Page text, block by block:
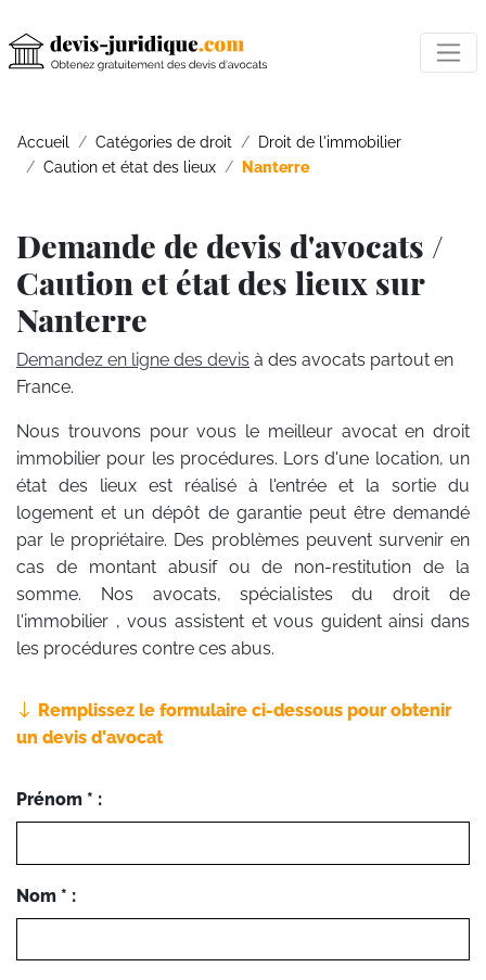
Accueil Catégories de droit
Droit de l'immobilier
Caution et état des lieux
Nanterre
Demande de devis d'avocats /
Caution et état des lieux sur
Nanterre
Demandez en ligne des devis à des avocats partout en
France.
Nous trouvons pour vous le meilleur avocat en droit
immobilier pour les procédures. Lors d'une location, un
état des lieux est réalisé à l'entrée et la sortie du
logement et un dépôt de garantie peut être demandé
par le propriétaire. Des problèmes peuvent survenir en
cas de montant abusif ou de non-restitution de la
somme. Nos avocats, spécialistes du droit de
l'immobilier , vous assistent et vous guident ainsi dans
les procédures contre ces abus.
Remplissez le formulaire ci-dessous pour obtenir
un devis d'avocat
Prénom * :
Nom * :